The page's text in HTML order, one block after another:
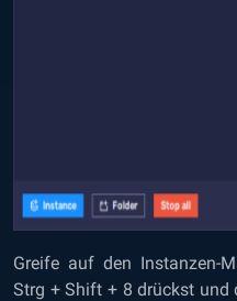
Greife auf den Instanzen-
Strg + Shift + 8 drückst und